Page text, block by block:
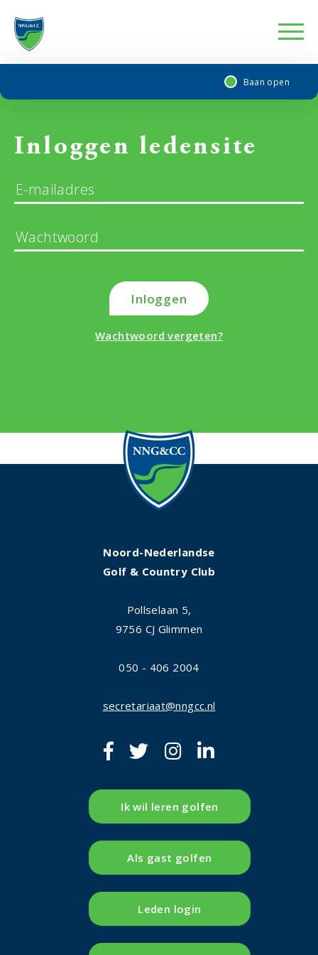
Baan open
Inloggen ledensite
Wachtwoord vergeten?
Inloggen
Noord-Nederlandse
Golf & Country Club
Pollselaan 5,
9756 CJ Glimmen
050 - 406 2004
secretariaat@nngcc.nl
Ik wil leren golfen
Als gast golfen
Leden login